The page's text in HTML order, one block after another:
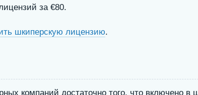
за €80.
шкиперскую лицензию.
компаний достаточно того, что включено в